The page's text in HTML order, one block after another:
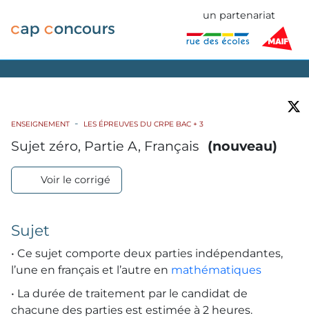
un partenariat
ENSEIGNEMENT LES ÉPREUVES DU CRPE BAC + 3
Sujet zéro, Partie A, Français (nouveau)
Voir le corrigé
Sujet
• Ce sujet comporte deux parties indépendantes,
l’une en français et l’autre en mathématiques
• La durée de traitement par le candidat de
chacune des parties est estimée à 2 heures.